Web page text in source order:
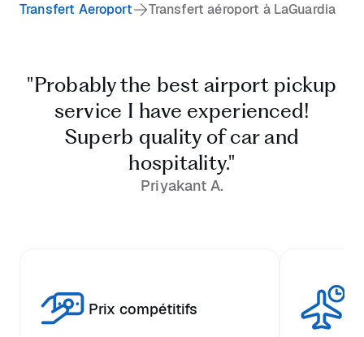
Transfert Aeroport
Transfert aéroport à LaGuardia
"Probably the best airport pickup
service I have experienced!
Superb quality of car and
hospitality."
Priyakant A.
Prix compétitifs